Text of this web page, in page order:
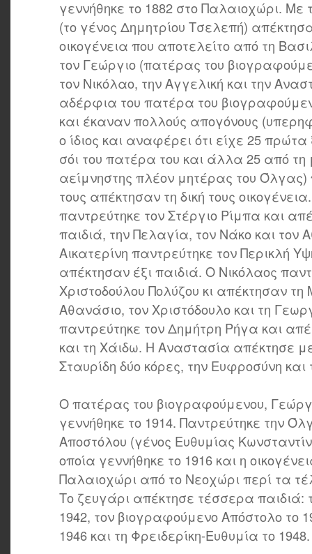
γεννήθηκε το 1882 στο Παλαιοχώρι. Με
(το γένος Δημητρίου Τσελεπή)
οικογένεια που αποτελείτο από τη
τον Γεώργιο (πατέρας του
τον Νικόλαο, την Αγγελική και την
αδέρφια του πατέρα του
και έκαναν πολλούς απογόνους
ο ίδιος και αναφέρει ότι είχε 25
σόι του πατέρα του και άλλα 25 από τη
αείμνηστης πλέον μητέρας του Όλγας)
τους απέκτησαν τη δική τους
παντρεύτηκε τον Στέργιο Ρίμπα και
παιδιά, την Πελαγία, τον Νάκο και τον
Αικατερίνη παντρεύτηκε τον Περικλή
απέκτησαν έξι παιδιά. Ο Νικόλαος
Χριστοδούλου Πολύζου κι απέκτησαν
Αθανάσιο, τον Χριστόδουλο και τη
παντρεύτηκε τον Δημήτρη Ρήγα και
και τη Χάιδω. Η Αναστασία απέκτησε
Σταυρίδη δύο κόρες, την Ευφροσύνη και
Ο πατέρας του βιογραφούμενου,
γεννήθηκε το 1914. Παντρεύτηκε την
Αποστόλου (γένος Ευθυμίας
οποία γεννήθηκε το 1916 και η
Παλαιοχώρι από το Νεοχώρι περί τα
Το ζευγάρι απέκτησε τέσσερα παιδιά:
1942, τον βιογραφούμενο Απόστολο το
1946 και τη Φρειδερίκη-Ευθυμία το 1948.